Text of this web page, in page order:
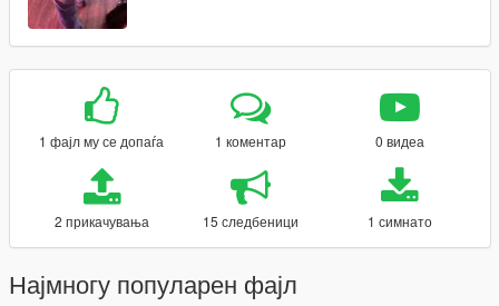
1 фајл му се допаѓа 1 коментар 0 видеа
2 прикачувања 15 следбеници 1 симнато
Најмногу популарен фајл